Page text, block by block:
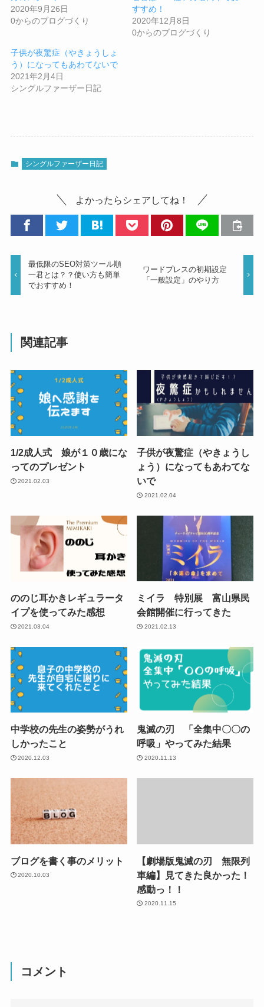
2020年9月26日
0からのブログづくり
すすめ！
2020年12月8日
0からのブログづくり
子供が夜驚症（やきょうしょ
う）になってもあわてないで
2021年2月4日
シングルファーザー日記
シングルファーザー日記
よかったらシェアしてね！
最低限のSEO対策ツール順
一君とは？？使い方も簡単
でおすすめ！
ワードプレスの初期設定
「一般設定」のやり方
関連記事
1/2成人式 娘が１０歳にな
ってのプレゼント
2021.02.03
子供が夜驚症（やきょうし
ょう）になってもあわてな
いで
2021.02.04
ののじ耳かきレギュラータ
イプを使ってみた感想
2021.03.04
ミイラ 特別展 富山県民
会館開催に行ってきた
2021.02.13
中学校の先生の姿勢がうれ
しかったこと
2020.12.03
鬼滅の刃 「全集中〇〇の
呼吸」やってみた結果
2020.11.13
ブログを書く事のメリット
2020.10.03
【劇場版鬼滅の刃 無限列
車編】見てきた良かった！
感動っ！！
2020.11.15
コメント